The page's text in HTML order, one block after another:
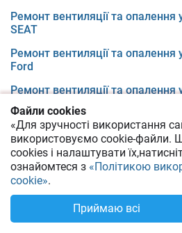
Ремонт вентиляції та опалення
SEAT
Ремонт вентиляції та опалення
Ford
Ремонт вентиляції та опалення
Ремонт вентиляції та опалення
Kia
Ремонт вентиляції та опалення
Volkswagen
Ремонт вентиляції та опалення
Файли cookies
«Для зручності використання
використовуємо cookie-файли.
cookies і налаштувати їх,
ознайомтеся з «Політикою
cookie».
Приймаю всі